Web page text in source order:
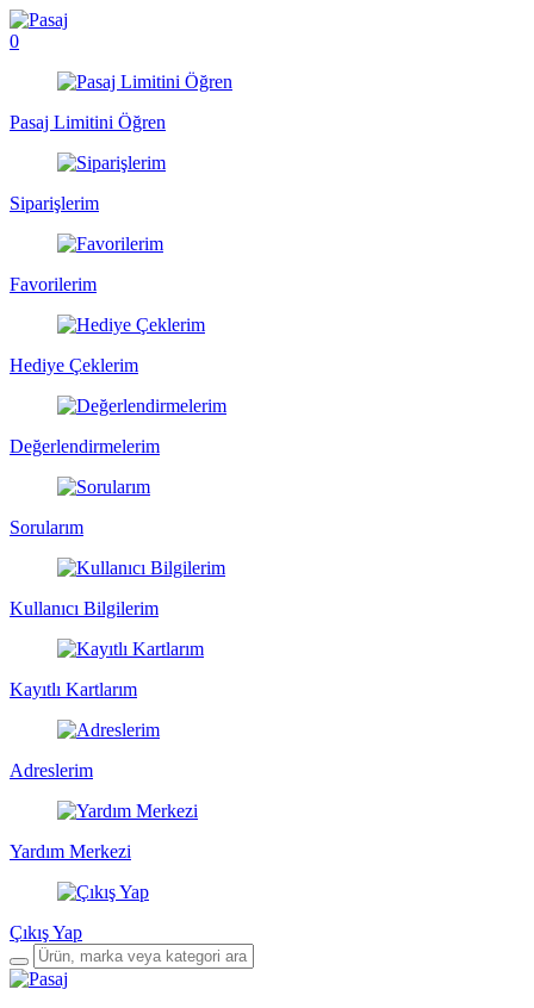
0
Pasaj Limitini Öğren
Siparişlerim
Favorilerim
Hediye Çeklerim
Değerlendirmelerim
Sorularım
Kullanıcı Bilgilerim
Kayıtlı Kartlarım
Adreslerim
Yardım Merkezi
Çıkış Yap